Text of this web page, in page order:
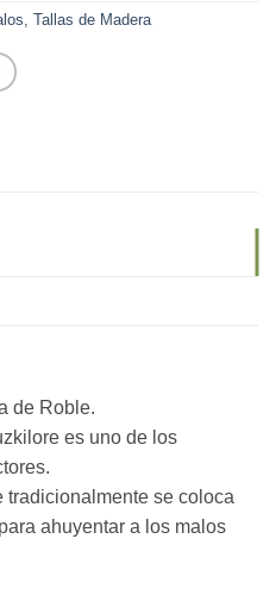
Tallas de Madera
de Roble.
es uno de los
tradicionalmente se coloca
ahuyentar a los malos